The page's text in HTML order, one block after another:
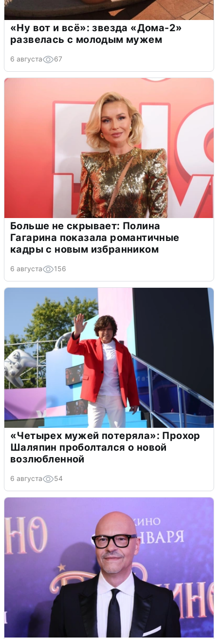
«Ну вот и всё»: звезда «Дома-2»
развелась с молодым мужем
6 августа 67
Больше не скрывает: Полина
Гагарина показала романтичные
кадры с новым избранником
6 августа 156
«Четырех мужей потеряла»: Прохор
Шаляпин проболтался о новой
возлюбленной
6 августа 54